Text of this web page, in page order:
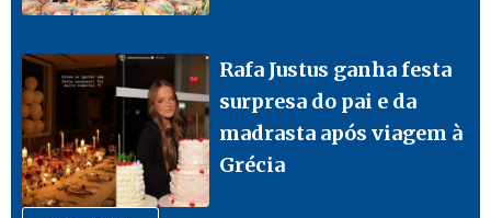
Rafa Justus ganha festa
surpresa do pai e da
madrasta após viagem à
Grécia